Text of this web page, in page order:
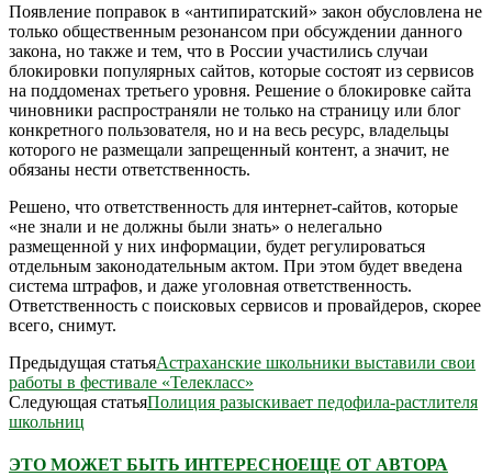
Появление поправок в «антипиратский» закон обусловлена не
только общественным резонансом при обсуждении данного
закона, но также и тем, что в России участились случаи
блокировки популярных сайтов, которые состоят из сервисов
на поддоменах третьего уровня. Решение о блокировке сайта
чиновники распространяли не только на страницу или блог
конкретного пользователя, но и на весь ресурс, владельцы
которого не размещали запрещенный контент, а значит, не
обязаны нести ответственность.
Решено, что ответственность для интернет-сайтов, которые
«не знали и не должны были знать» о нелегально
размещенной у них информации, будет регулироваться
отдельным законодательным актом. При этом будет введена
система штрафов, и даже уголовная ответственность.
Ответственность с поисковых сервисов и провайдеров, скорее
всего, снимут.
Предыдущая статьяАстраханские школьники выставили свои
работы в фестивале «Телекласс»
Следующая статьяПолиция разыскивает педофила-растлителя
школьниц
ЭТО МОЖЕТ БЫТЬ ИНТЕРЕСНОЕЩЕ ОТ АВТОРА